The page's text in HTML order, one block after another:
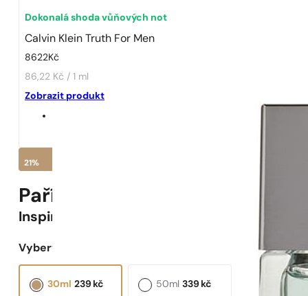
Dokonalá shoda vůňových not
Calvin Klein Truth For Men
8622Kč
86,22 Kč / 1 ml
Zobrazit produkt
21%
Pařížské Parfémy N° 561 -
Inspirováno
Vyberte objem:
239 kč
30ml 339 kč
50ml